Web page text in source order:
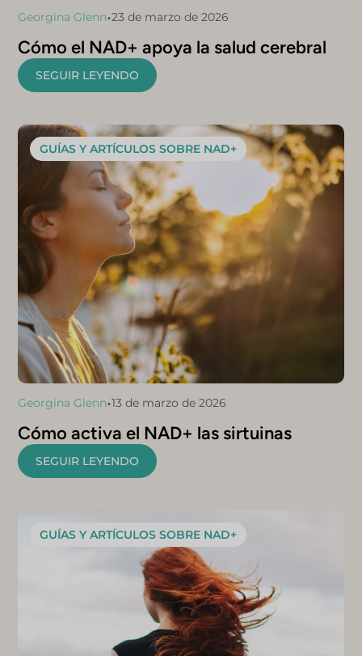
Georgina Glenn•23 de marzo de 2026
Cómo el NAD+ apoya la salud cerebral
SEGUIR LEYENDO
GUÍAS Y ARTÍCULOS SOBRE NAD+
Georgina Glenn•13 de marzo de 2026
Cómo activa el NAD+ las sirtuinas
SEGUIR LEYENDO
GUÍAS Y ARTÍCULOS SOBRE NAD+